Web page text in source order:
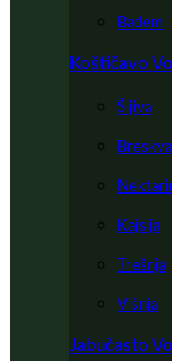
Badem
Koštičavo
Šljiva
Breskva
Kajsija
Trešnja
Višnja
Jabučasto